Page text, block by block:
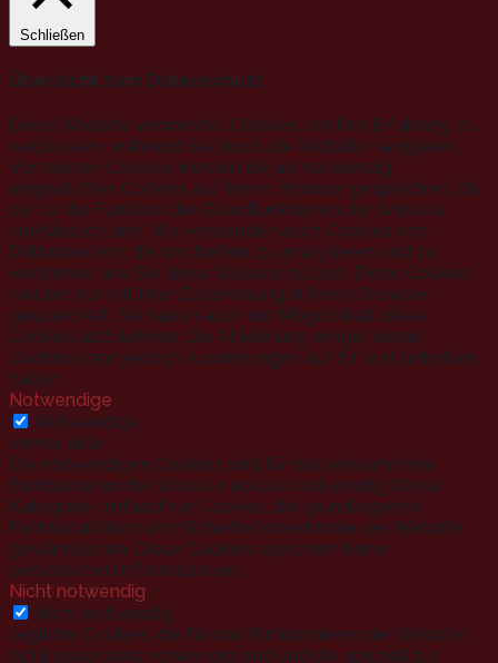
Schließen
Übersicht zum Datenschutz
Diese Website verwendet Cookies, um Ihre Erfahrung zu
verbessern, während Sie durch die Website navigieren.
Von diesen Cookies werden die als notwendig
eingestuften Cookies auf Ihrem Browser gespeichert, da
sie für die Funktion der Grundfunktionen der Website
unerlässlich sind. Wir verwenden auch Cookies von
Drittanbietern, die uns helfen, zu analysieren und zu
verstehen, wie Sie diese Website nutzen. Diese Cookies
werden nur mit Ihrer Zustimmung in Ihrem Browser
gespeichert. Sie haben auch die Möglichkeit, diese
Cookies abzulehnen. Die Ablehnung einiger dieser
Cookies kann jedoch Auswirkungen auf Ihr Surfverhalten
haben.
Notwendige
Notwendige
immer aktiv
Die notwendigen Cookies sind für das einwandfreie
Funktionieren der Website absolut notwendig. Diese
Kategorie umfasst nur Cookies, die grundlegende
Funktionalitäten und Sicherheitsmerkmale der Website
gewährleisten. Diese Cookies speichern keine
persönlichen Informationen.
Nicht notwendig
Nicht notwendig
Jegliche Cookies, die für das Funktionieren der Website
nicht besonders notwendig sind und die speziell zur